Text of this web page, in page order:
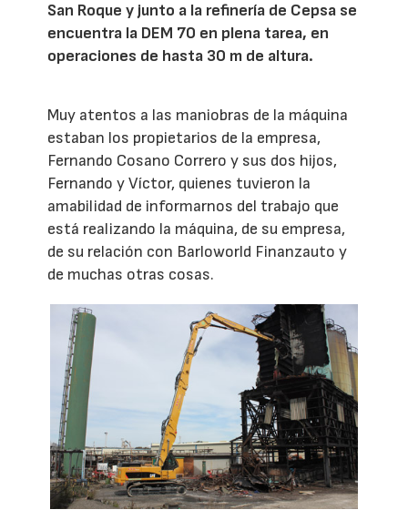
San Roque y junto a la refinería de Cepsa se
encuentra la DEM 70 en plena tarea, en
operaciones de hasta 30 m de altura.
Muy atentos a las maniobras de la máquina
estaban los propietarios de la empresa,
Fernando Cosano Correro y sus dos hijos,
Fernando y Víctor, quienes tuvieron la
amabilidad de informarnos del trabajo que
está realizando la máquina, de su empresa,
de su relación con Barloworld Finanzauto y
de muchas otras cosas.